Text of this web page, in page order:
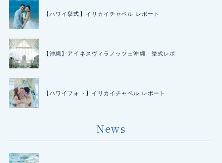
【ハワイ挙式】イリカイチャペル レポート
【沖縄】アイネスヴィラノッツェ沖縄 挙式レポ
【ハワイフォト】イリカイチャペル レポート
News